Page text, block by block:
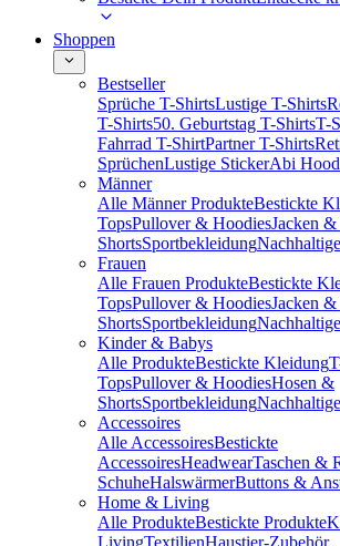
Shoppen
Bestseller
Sprüche T-ShirtsLustige T-Shirts
T-Shirts50. Geburtstag T-ShirtsT-
Fahrrad T-ShirtPartner T-Shirts
SprüchenLustige StickerAbi
Männer
Alle Männer ProdukteBestickte
TopsPullover & HoodiesJacken &
ShortsSportbekleidung
Frauen
Alle Frauen ProdukteBestickte
TopsPullover & HoodiesJacken &
ShortsSportbekleidung
Kinder & Babys
Alle ProdukteBestickte Kleidung
TopsPullover & HoodiesHosen &
ShortsSportbekleidung
Accessoires
Alle AccessoiresBestickte
AccessoiresHeadwearTaschen &
SchuheHalswärmerButtons &
Home & Living
Alle ProdukteBestickte Produkte
LivingTextilienHaustier-Zubehör